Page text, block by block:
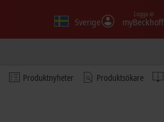
Sverige myBeckhoff
Logga in
Produktnyheter Produktsökare